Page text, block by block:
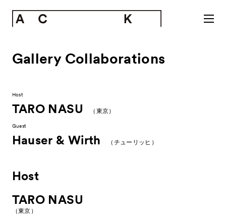
Gallery Collaborations
Host
TARO NASU （東京）
Guest
Hauser & Wirth （チューリッヒ）
Host
TARO NASU
（東京）